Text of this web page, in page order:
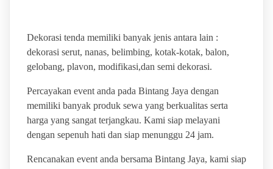
Dekorasi tenda memiliki banyak jenis antara lain :
dekorasi serut, nanas, belimbing, kotak-kotak, balon,
gelobang, plavon, modifikasi,dan semi dekorasi.
Percayakan event anda pada Bintang Jaya dengan
memiliki banyak produk sewa yang berkualitas serta
harga yang sangat terjangkau. Kami siap melayani
dengan sepenuh hati dan siap menunggu 24 jam.
Rencanakan event anda bersama Bintang Jaya, kami siap